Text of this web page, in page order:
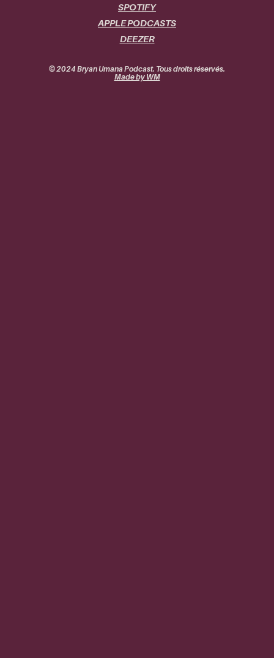
SPOTIFY
APPLE PODCASTS
DEEZER
© 2024 Bryan Umana Podcast. Tous droits réservés.
Made by WM